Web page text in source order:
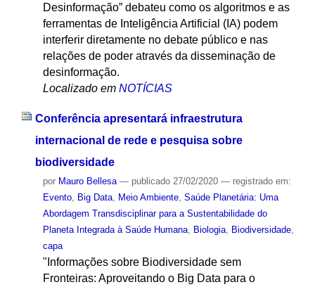
Desinformação” debateu como os algoritmos e as
ferramentas de Inteligência Artificial (IA) podem
interferir diretamente no debate público e nas
relações de poder através da disseminação de
desinformação.
Localizado em NOTÍCIAS
Conferência apresentará infraestrutura
internacional de rede e pesquisa sobre
biodiversidade
por Mauro Bellesa — publicado27/02/2020 — registrado em:
Evento, Big Data, Meio Ambiente, Saúde Planetária: Uma
Abordagem Transdisciplinar para a Sustentabilidade do
Planeta Integrada à Saúde Humana, Biologia, Biodiversidade,
capa
"Informações sobre Biodiversidade sem
Fronteiras: Aproveitando o Big Data para o